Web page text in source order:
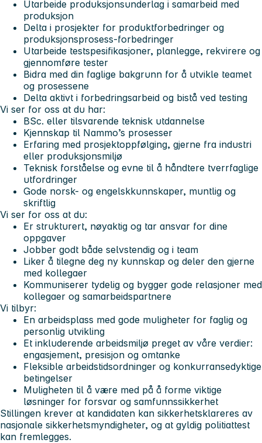
Utarbeide produksjonsunderlag i samarbeid med
produksjon
Delta i prosjekter for produktforbedringer og
produksjonsprosess-forbedringer
Utarbeide testspesifikasjoner, planlegge, rekvirere og
gjennomføre tester
Bidra med din faglige bakgrunn for å utvikle teamet
og prosessene
Delta aktivt i forbedringsarbeid og bistå ved testing
Vi ser for oss at du har:
BSc. eller tilsvarende teknisk utdannelse
Kjennskap til Nammo’s prosesser
Erfaring med prosjektoppfølging, gjerne fra industri
eller produksjonsmiljø
Teknisk forståelse og evne til å håndtere tverrfaglige
utfordringer
Gode norsk- og engelskkunnskaper, muntlig og
skriftlig
Vi ser for oss at du:
Er strukturert, nøyaktig og tar ansvar for dine
oppgaver
Jobber godt både selvstendig og i team
Liker å tilegne deg ny kunnskap og deler den gjerne
med kollegaer
Kommuniserer tydelig og bygger gode relasjoner med
kollegaer og samarbeidspartnere
Vi tilbyr:
En arbeidsplass med gode muligheter for faglig og
personlig utvikling
Et inkluderende arbeidsmiljø preget av våre verdier:
engasjement, presisjon og omtanke
Fleksible arbeidstidsordninger og konkurransedyktige
betingelser
Muligheten til å være med på å forme viktige
løsninger for forsvar og samfunnssikkerhet
Stillingen krever at kandidaten kan sikkerhetsklareres av
nasjonale sikkerhetsmyndigheter, og at gyldig politiattest
kan fremlegges.